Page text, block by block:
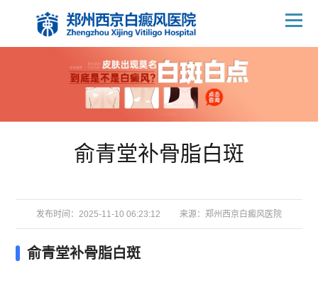
俞青堂补骨脂白斑
发布时间：2025-11-10 06:23:12 来源： 郑州西京白癜风医院
俞青堂补骨脂白斑